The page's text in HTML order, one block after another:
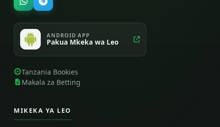
ANDROID APP
Pakua Mkeka wa Leo
Tanzania Bookies
Makala za Betting
MIKEKA YA LEO